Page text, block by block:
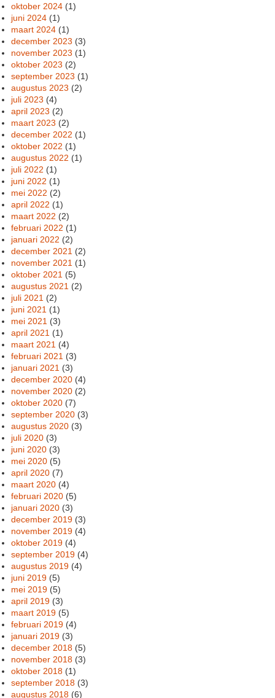
oktober 2024 (1)
juni 2024 (1)
maart 2024 (1)
december 2023 (3)
november 2023 (1)
oktober 2023 (2)
september 2023 (1)
augustus 2023 (2)
juli 2023 (4)
april 2023 (2)
maart 2023 (2)
december 2022 (1)
oktober 2022 (1)
augustus 2022 (1)
juli 2022 (1)
juni 2022 (1)
mei 2022 (2)
april 2022 (1)
maart 2022 (2)
februari 2022 (1)
januari 2022 (2)
december 2021 (2)
november 2021 (1)
oktober 2021 (5)
augustus 2021 (2)
juli 2021 (2)
juni 2021 (1)
mei 2021 (3)
april 2021 (1)
maart 2021 (4)
februari 2021 (3)
januari 2021 (3)
december 2020 (4)
november 2020 (2)
oktober 2020 (7)
september 2020 (3)
augustus 2020 (3)
juli 2020 (3)
juni 2020 (3)
mei 2020 (5)
april 2020 (7)
maart 2020 (4)
februari 2020 (5)
januari 2020 (3)
december 2019 (3)
november 2019 (4)
oktober 2019 (4)
september 2019 (4)
augustus 2019 (4)
juni 2019 (5)
mei 2019 (5)
april 2019 (3)
maart 2019 (5)
februari 2019 (4)
januari 2019 (3)
december 2018 (5)
november 2018 (3)
oktober 2018 (1)
september 2018 (3)
augustus 2018 (6)